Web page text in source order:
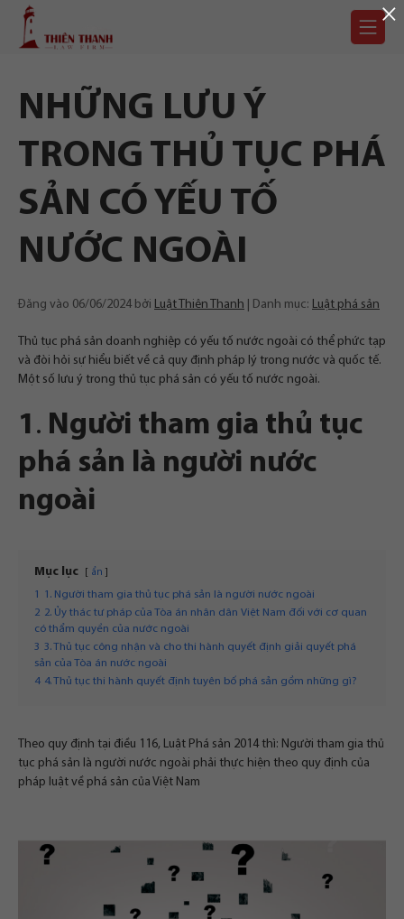
Chuyển
Trang
chủ
NHỮNG LƯU Ý
TRONG THỦ TỤC PHÁ
SẢN CÓ YẾU TỐ
NƯỚC NGOÀI
Đăng vào 06/06/2024 bởi Luật Thiên Thanh Danh mục: Luật phá sản
Thủ tục phá sản doanh nghiệp có yếu tố nước ngoài có thể phức tạp
và đòi hỏi sự hiểu biết về cả quy định pháp lý trong nước và quốc tế.
Một số lưu ý trong thủ tục phá sản có yếu tố nước ngoài.
1 . Người tham gia thủ tục
phá sản là người nước
ngoài
Mục lục ẩn
1
1. Người tham gia thủ tục phá sản là người nước ngoài
2 2. Ủy thác tư pháp của Tòa án nhân dân Việt Nam đối với cơ quan
có thẩm quyền của nước ngoài
3 3. Thủ tục công nhận và cho thi hành quyết định giải quyết phá
sản của Tòa án nước ngoài
4 4. Thủ tục thi hành quyết định tuyên bố phá sản gồm những gì?
Theo quy định tại điều 116, Luật Phá sản 2014 thì: Người tham gia thủ
tục phá sản là người nước ngoài phải thực hiện theo quy định của
pháp luật về phá sản của Việt Nam
×